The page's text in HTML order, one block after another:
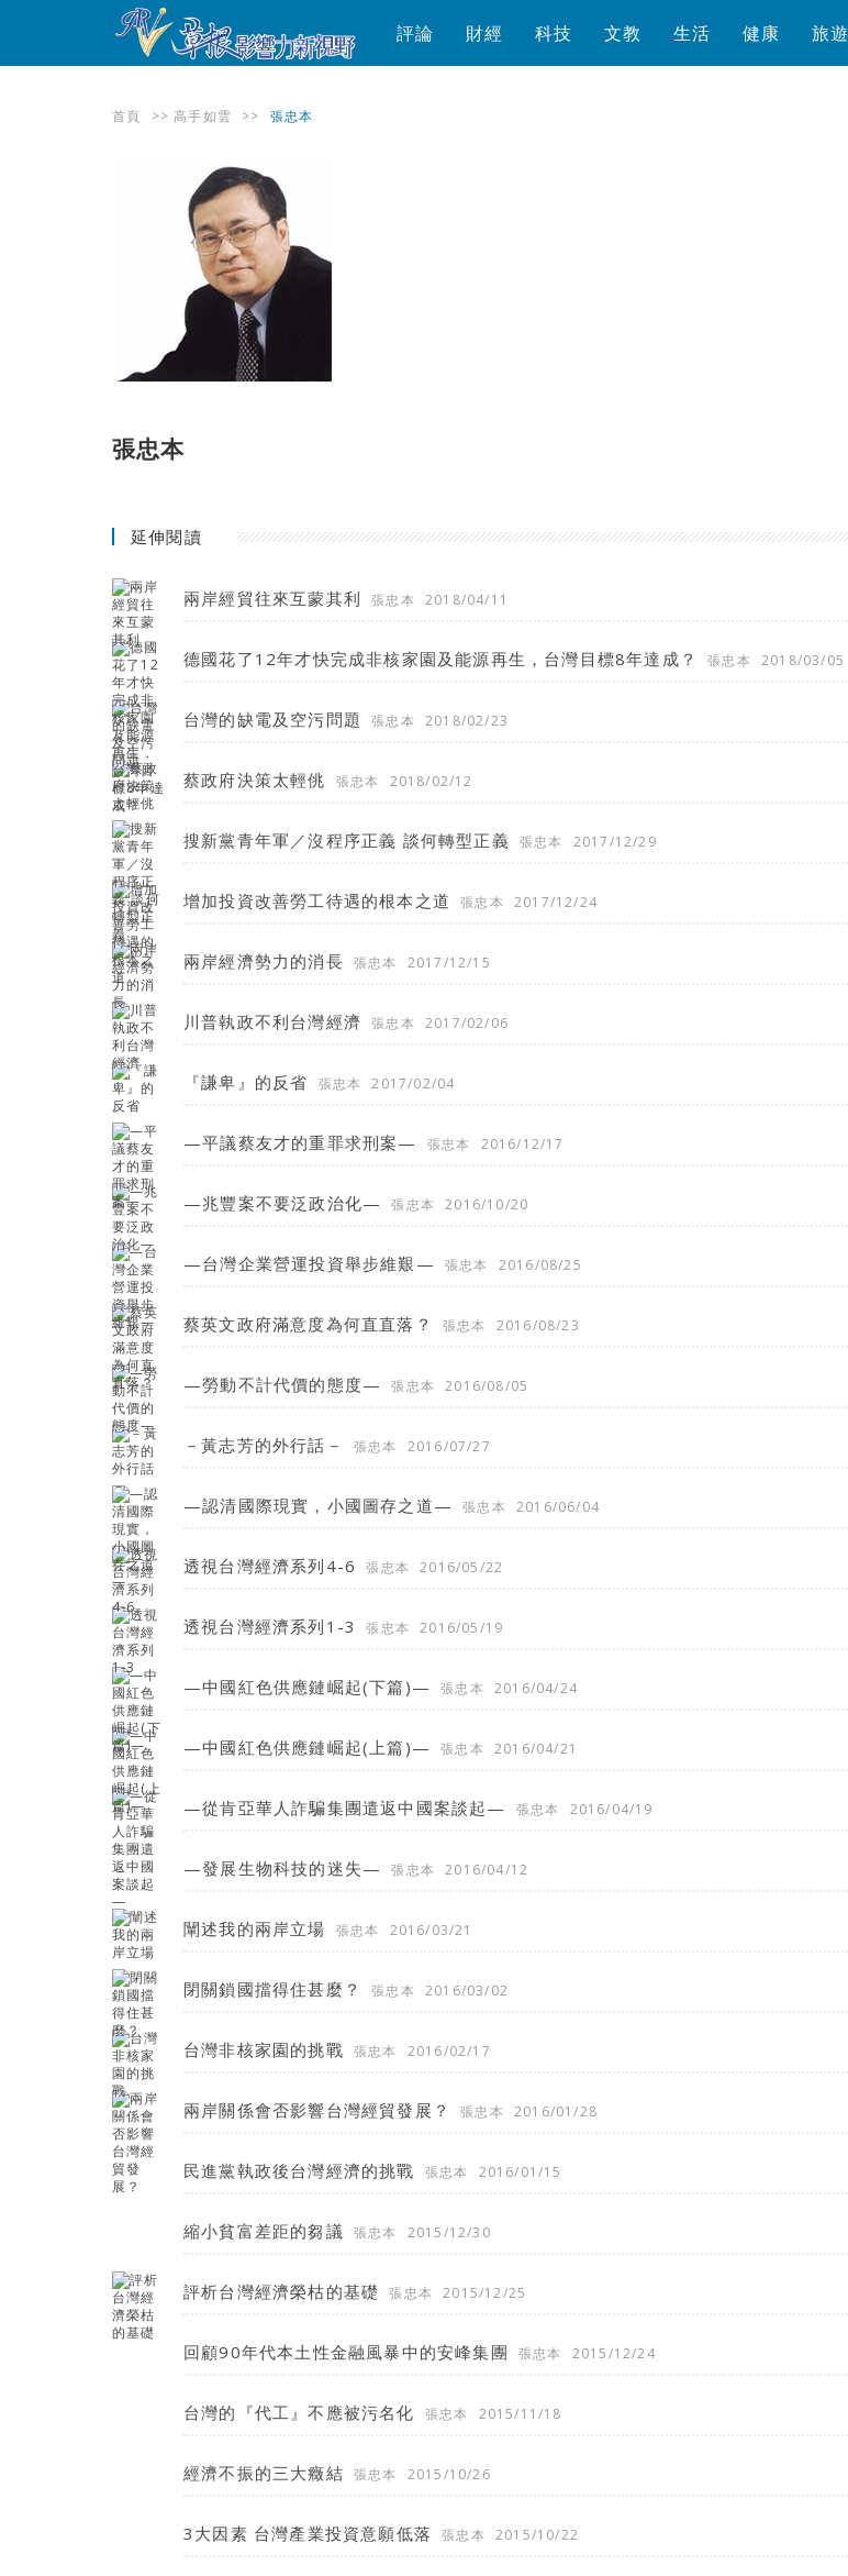
評論 財經 科技 文教 生活 健康 旅遊
首頁 >>高手如雲 >> 張忠本
張忠本
延伸閱讀
兩岸經貿往來互蒙其利 張忠本 2018/04/11
德國花了12年才快完成非核家園及能源再生，台灣目標8年達成？ 張忠本 2018/03/05
台灣的缺電及空污問題 張忠本 2018/02/23
蔡政府決策太輕佻 張忠本 2018/02/12
搜新黨青年軍／沒程序正義 談何轉型正義 張忠本 2017/12/29
增加投資改善勞工待遇的根本之道 張忠本 2017/12/24
兩岸經濟勢力的消長 張忠本 2017/12/15
川普執政不利台灣經濟 張忠本 2017/02/06
『謙卑』的反省 張忠本 2017/02/04
—平議蔡友才的重罪求刑案— 張忠本 2016/12/17
—兆豐案不要泛政治化— 張忠本 2016/10/20
—台灣企業營運投資舉步維艱— 張忠本 2016/08/25
蔡英文政府滿意度為何直直落？ 張忠本 2016/08/23
—勞動不計代價的態度— 張忠本 2016/08/05
－黃志芳的外行話－ 張忠本 2016/07/27
—認清國際現實，小國圖存之道— 張忠本 2016/06/04
透視台灣經濟系列4-6 張忠本 2016/05/22
透視台灣經濟系列1-3 張忠本 2016/05/19
—中國紅色供應鏈崛起(下篇)— 張忠本 2016/04/24
—中國紅色供應鏈崛起(上篇)— 張忠本 2016/04/21
—從肯亞華人詐騙集團遣返中國案談起— 張忠本 2016/04/19
—發展生物科技的迷失— 張忠本 2016/04/12
闡述我的兩岸立場 張忠本 2016/03/21
閉關鎖國擋得住甚麼？ 張忠本 2016/03/02
台灣非核家園的挑戰 張忠本 2016/02/17
兩岸關係會否影響台灣經貿發展？ 張忠本 2016/01/28
民進黨執政後台灣經濟的挑戰 張忠本 2016/01/15
縮小貧富差距的芻議 張忠本 2015/12/30
評析台灣經濟榮枯的基礎 張忠本 2015/12/25
回顧90年代本土性金融風暴中的安峰集團 張忠本 2015/12/24
台灣的『代工』不應被污名化 張忠本 2015/11/18
經濟不振的三大癥結 張忠本 2015/10/26
3大因素 台灣產業投資意願低落 張忠本 2015/10/22